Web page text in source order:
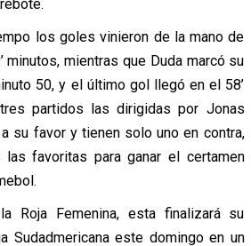
los goles vinieron de la mano de
minutos, mientras que Duda marcó su
50, y el último gol llegó en el 58’
partidos las dirigidas por Jonas
su favor y tienen solo uno en contra,
las favoritas para ganar el certamen
Roja Femenina, esta finalizará su
Sudadmericana este domingo en un